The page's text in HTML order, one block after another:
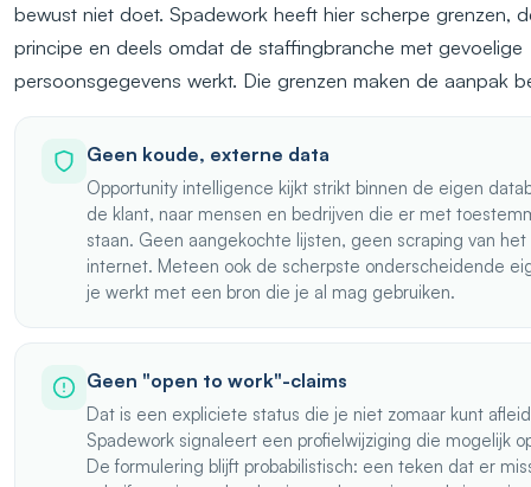
bewust niet doet. Spadework heeft hier scherpe grenzen,
principe en deels omdat de staffingbranche met gevoelige
persoonsgegevens werkt. Die grenzen maken de aanpak
Geen koude, externe data
Opportunity intelligence kijkt strikt binnen de eigen
de klant, naar mensen en bedrijven die er met
staan. Geen aangekochte lijsten, geen scraping van
internet. Meteen ook de scherpste onderscheidende
je werkt met een bron die je al mag gebruiken.
Geen "open to work"-claims
Dat is een expliciete status die je niet zomaar kunt
Spadework signaleert een profielwijziging die mogelijk
De formulering blijft probabilistisch: een teken dat er